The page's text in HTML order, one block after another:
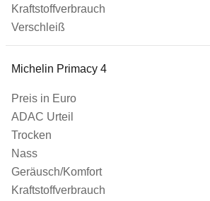
Verschleiß
zum Vergleich hinzufügen
Michelin Primacy 4